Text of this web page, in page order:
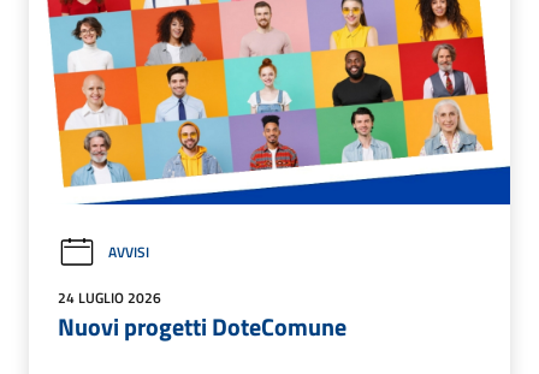
AVVISI
24 LUGLIO 2026
Nuovi progetti DoteComune